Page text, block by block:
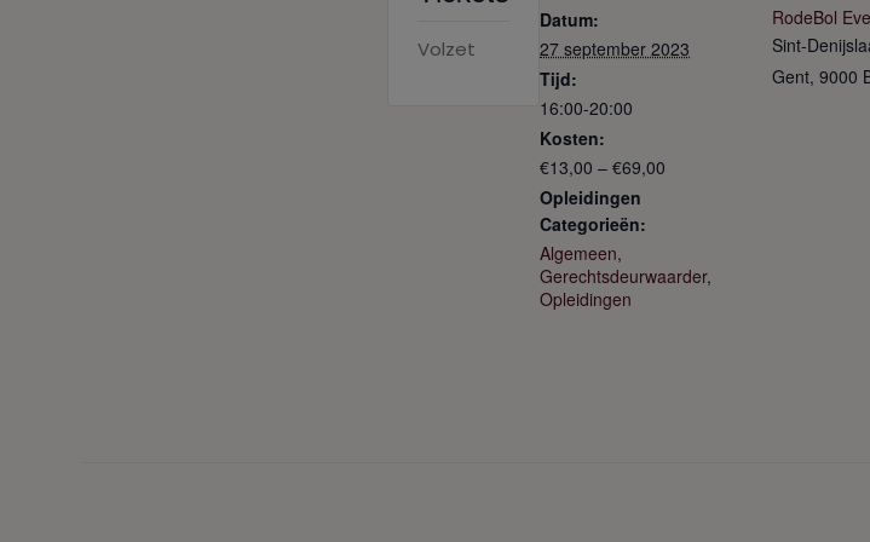
Volzet
Datum:
27 september 2023
Tijd:
16:00-20:00
Kosten:
€13,00 – €69,00
Opleidingen
Categorieën:
Algemeen,
Gerechtsdeurwaarder,
Opleidingen
RodeBol
Sint-
Gent, 9000